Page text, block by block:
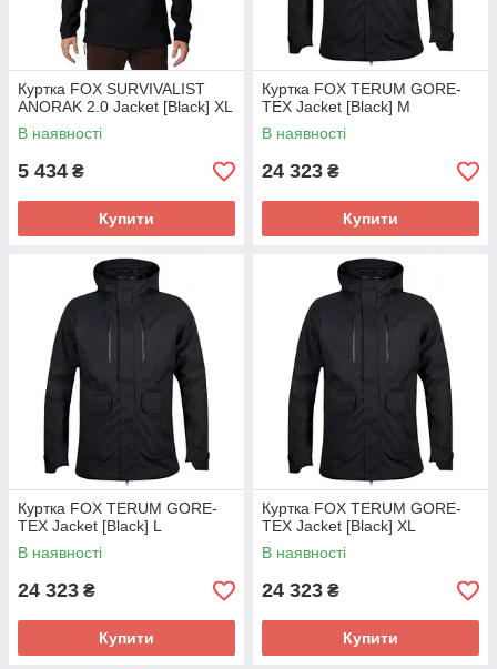
Куртка FOX SURVIVALIST
ANORAK 2.0 Jacket [Black] XL
В наявності
5 434 ₴
Купити
Куртка FOX TERUM GORE-
TEX Jacket [Black] M
В наявності
24 323 ₴
Купити
Куртка FOX TERUM GORE-
TEX Jacket [Black] L
В наявності
24 323 ₴
Купити
Куртка FOX TERUM GORE-
TEX Jacket [Black] XL
В наявності
24 323 ₴
Купити